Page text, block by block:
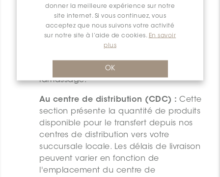
donner la meilleure expérience sur notre
site internet. Si vous continuez, vous
acceptez que nous suivons votre activité
sur notre site à l’aide de cookies. En savoir
plus
OK
En préparation: Ce statut indique la
quantité de produits en préparation
pour un transfert vers votre succursale
locale. La date d'arrivée estimée
disponibles pour l'expédition ou le
ramassage.
Au centre de distribution (CDC) : Cette
section présente la quantité de produits
disponible pour le transfert depuis nos
centres de distribution vers votre
succursale locale. Les délais de livraison
peuvent varier en fonction de
l'emplacement du centre de